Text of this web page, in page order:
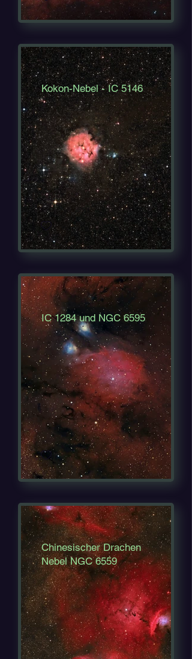
Kokon-Nebel - IC 5146
IC 1284 und NGC 6595
Chinesischer Drachen
Nebel NGC 6559